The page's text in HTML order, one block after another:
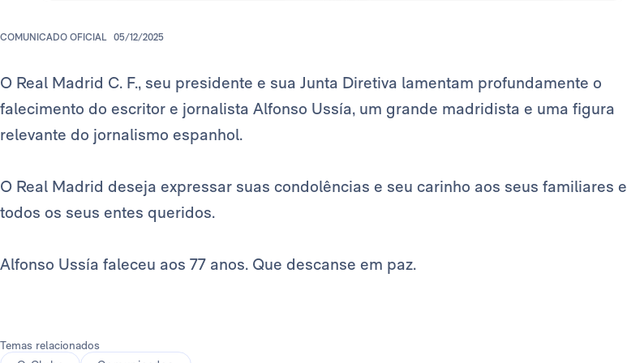
COMUNICADO OFICIAL 05/12/2025
O Real Madrid C. F., seu presidente e sua Junta Diretiva lamentam profundamente o
falecimento do escritor e jornalista Alfonso Ussía, um grande madridista e uma figura
relevante do jornalismo espanhol.
O Real Madrid deseja expressar suas condolências e seu carinho aos seus familiares
todos os seus entes queridos.
Alfonso Ussía faleceu aos 77 anos. Que descanse em paz.
Temas relacionados